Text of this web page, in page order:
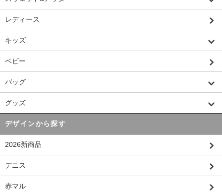
レディース
キッズ
ベビー
バッグ
グッズ
デザインから探す
2026新商品
デニス
赤マル